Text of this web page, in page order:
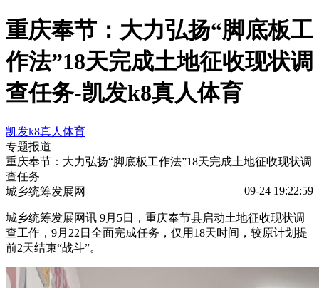
重庆奉节：大力弘扬“脚底板工
作法”18天完成土地征收现状调
查任务-凯发k8真人体育
凯发k8真人体育
专题报道
重庆奉节：大力弘扬“脚底板工作法”18天完成土地征收现状调
查任务
城乡统筹发展网
09-24 19:22:59
城乡统筹发展网讯 9月5日，重庆奉节县启动土地征收现状调
查工作，9月22日全面完成任务，仅用18天时间，较原计划提
前2天结束“战斗”。